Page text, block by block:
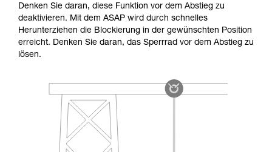
Denken Sie daran, diese Funktion vor dem Abstieg zu
deaktivieren. Mit dem ASAP wird durch schnelles
Herunterziehen die Blockierung in der gewünschten Position
erreicht. Denken Sie daran, das Sperrrad vor dem Abstieg zu
lösen.